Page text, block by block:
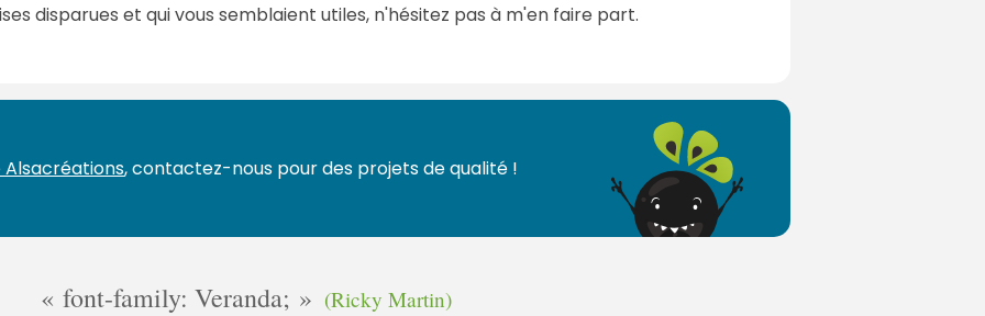
disparues et qui vous semblaient utiles, n'hésitez pas à m'en faire part.
, contactez-nous pour des projets de qualité !
font-family: Veranda; (Ricky Martin)